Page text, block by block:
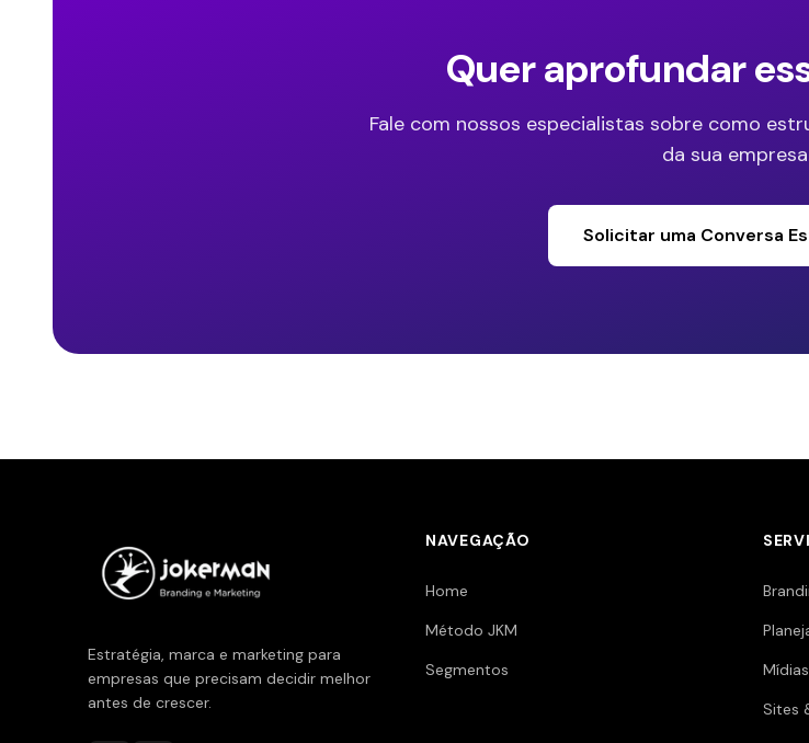
Quer aprofundar
Fale com nossos especialistas sobre como
da sua
Solicitar uma Conversa
Estratégia, marca e marketing para
empresas que precisam decidir melhor
antes de crescer.
NAVEGAÇÃO
Home
Método JKM
Segmentos
Sites